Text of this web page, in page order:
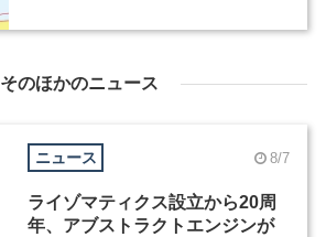
そのほかのニュース
ニュース 8/7
ライゾマティクス設立から20周
年、アブストラクトエンジンが